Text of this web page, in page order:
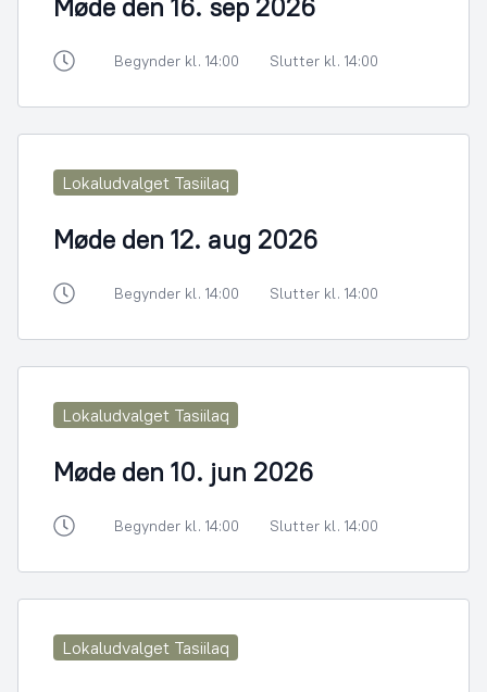
Møde den 16. sep 2026
Begynder kl. 14:00 Slutter kl. 14:00
Lokaludvalget Tasiilaq
Møde den 12. aug 2026
Begynder kl. 14:00 Slutter kl. 14:00
Lokaludvalget Tasiilaq
Møde den 10. jun 2026
Begynder kl. 14:00 Slutter kl. 14:00
Lokaludvalget Tasiilaq